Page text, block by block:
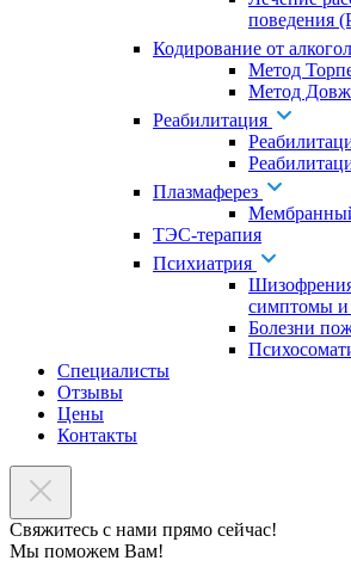
поведения
Кодирование от
Метод
Метод
Реабилитация
Плазмаферез
ТЭС-терапия
Психиатрия
симптомы и
Болезни
Специалисты
Отзывы
Цены
Контакты
Свяжитесь с нами прямо сейчас!
Мы поможем Вам!